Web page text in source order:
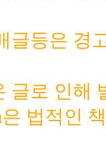
글등은 경
글로 인해
은 법적인